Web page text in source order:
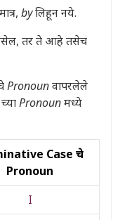
byलिहून नये.
तर ते आहे तसेच
Pronounवापरलेले
च्याPronounमध्ये
Case चे
Pronoun
I